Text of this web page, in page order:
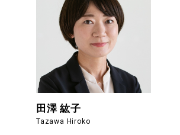
田澤 紘子
Tazawa Hiroko